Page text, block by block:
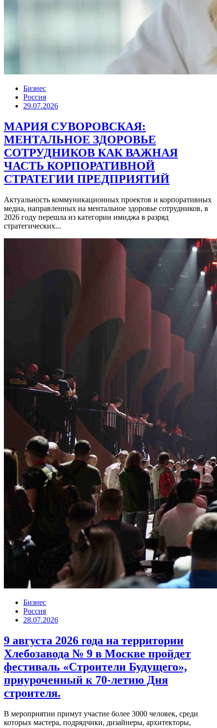
Бизнес
Россия
29.07.2026
МАРИЯ СУВОРОВСКАЯ:
МЕНТАЛЬНОЕ ЗДОРОВЬЕ
СОТРУДНИКОВ КАК ВАЖНАЯ
ЧАСТЬ КОРПОРАТИВНОЙ
СТРАТЕГИИ ПРЕДПРИЯТИЙ
Актуальность коммуникационных проектов и корпоративных
медиа, направленных на ментальное здоровье сотрудников, в
2026 году перешла из категории имиджа в разряд
стратегических...
Бизнес
Россия
28.07.2026
9 августа 2026 года на территории
Хлебозавода № 9 в Москве пройдет
фестиваль «Строители Будущего»,
приуроченный к 70-летию Дня
строителя.
В мероприятии примут участие более 3000 человек, среди
которых мастера, подрядчики, дизайнеры, архитекторы,